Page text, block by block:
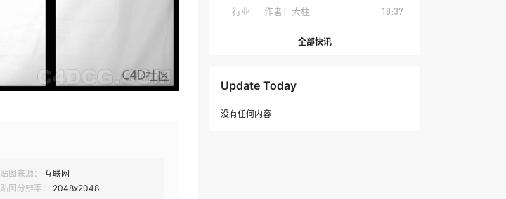
贴图来源：
互联网
贴图分辨率： 2048x2048
行业 作者： 大柱 18:37
全部快讯
Update Today
没有任何内容